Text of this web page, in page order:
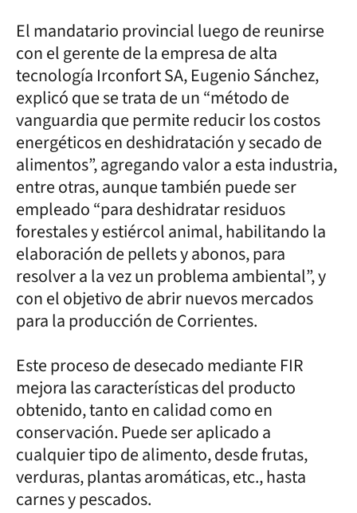
El mandatario provincial luego de reunirse
con el gerente de la empresa de alta
tecnología Irconfort SA, Eugenio Sánchez,
explicó que se trata de un “método de
vanguardia que permite reducir los costos
energéticos en deshidratación y secado de
alimentos”, agregando valor a esta industria,
entre otras, aunque también puede ser
empleado “para deshidratar residuos
forestales y estiércol animal, habilitando la
elaboración de pellets y abonos, para
resolver a la vez un problema ambiental”, y
con el objetivo de abrir nuevos mercados
para la producción de Corrientes.
Este proceso de desecado mediante FIR
mejora las características del producto
obtenido, tanto en calidad como en
conservación. Puede ser aplicado a
cualquier tipo de alimento, desde frutas,
verduras, plantas aromáticas, etc., hasta
carnes y pescados.